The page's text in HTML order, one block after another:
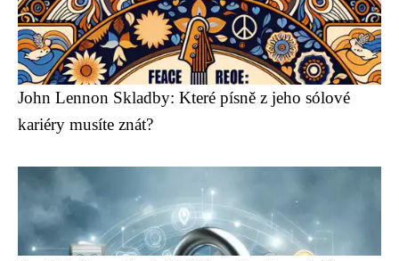
John Lennon Skladby: Které písně z jeho sólové
kariéry musíte znát?